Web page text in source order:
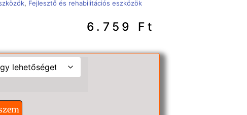
, Fejlesztő és rehabilitációs eszközök
6.759 Ft